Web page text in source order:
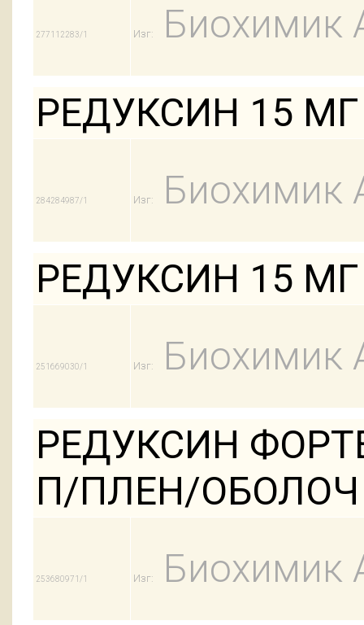
277112283/1 Изг:
Биохимик
РЕДУКСИН 15 МГ
284284987/1 Изг:
Биохимик
РЕДУКСИН 15 МГ
251669030/1 Изг:
Биохимик
РЕДУКСИН
П/ПЛЕН/ОБОЛОЧ
253680971/1 Изг:
Биохимик